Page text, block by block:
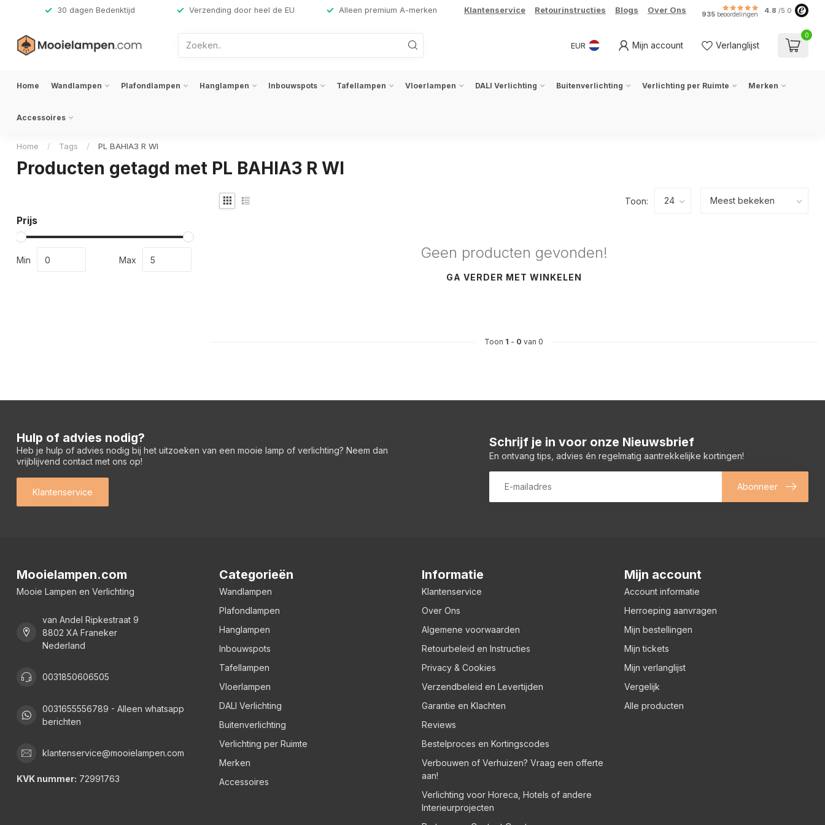
30 dagen Bedenktijd Verzending door heel de EU Alleen premium A-merken Klantenservice Retourinstructies Blogs Over Ons 935 beoordelingen 4.8 /5.0
EUR Mijn account Verlanglijst
0
Home Wandlampen Plafondlampen Hanglampen Inbouwspots Tafellampen Vloerlampen DALI Verlichting Buitenverlichting Verlichting per Ruimte Merken
Accessoires
Home / Tags / PL BAHIA3 R WI
Producten getagd met PL BAHIA3 R WI
Prijs
Min Max
Toon:
Geen producten gevonden!
GA VERDER MET WINKELEN
Toon 1 - 0 van 0
Hulp of advies nodig?
Heb je hulp of advies nodig bij het uitzoeken van een mooie lamp of verlichting? Neem dan
vrijblijvend contact met ons op!
Klantenservice
Schrijf je in voor onze Nieuwsbrief
En ontvang tips, advies én regelmatig aantrekkelijke kortingen!
Abonneer
Mooielampen.com
Mooie Lampen en Verlichting
van Andel Ripkestraat 9
8802 XA Franeker
Nederland
0031850606505
0031655556789 - Alleen whatsapp
berichten
klantenservice@mooielampen.com
KVK nummer: 72991763
Categorieën
Wandlampen
Plafondlampen
Hanglampen
Inbouwspots
Tafellampen
Vloerlampen
DALI Verlichting
Buitenverlichting
Verlichting per Ruimte
Merken
Accessoires
Informatie
Klantenservice
Over Ons
Algemene voorwaarden
Retourbeleid en Instructies
Privacy & Cookies
Verzendbeleid en Levertijden
Garantie en Klachten
Reviews
Bestelproces en Kortingscodes
Verbouwen of Verhuizen? Vraag een offerte
aan!
Verlichting voor Horeca, Hotels of andere
Interieurprojecten
Mijn account
Account informatie
Herroeping aanvragen
Mijn bestellingen
Mijn tickets
Mijn verlanglijst
Vergelijk
Alle producten